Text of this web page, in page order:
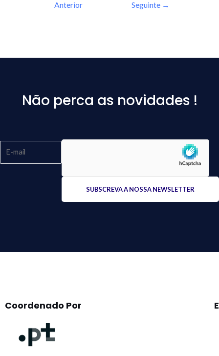
Anterior
Seguinte →
Não perca as novidades !
Coordenado Por